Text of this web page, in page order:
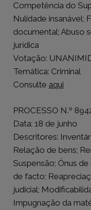
Competência do
Nulidade insanável;
documental; Abuso
jurídica
Votação:
Temática: Criminal
Consulte aqui
PROCESSO N.º
Data: 18 de junho
Descritores:
Relação de bens;
Suspensão; Ónus
de facto;
judicial;
Impugnação da